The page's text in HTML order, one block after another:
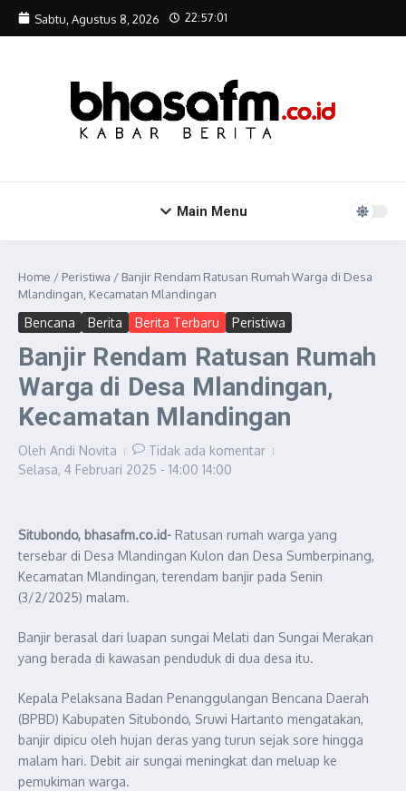
Lewati ke konten
Sabtu, Agustus 8, 2026 22:57:01
Main Menu
Home / Peristiwa / Banjir Rendam Ratusan Rumah Warga di Desa
Mlandingan, Kecamatan Mlandingan
Bencana Berita Berita Terbaru Peristiwa
Banjir Rendam Ratusan Rumah
Warga di Desa Mlandingan,
Kecamatan Mlandingan
Oleh Andi Novita
Tidak ada komentar
Selasa, 4 Februari 2025 - 14:00 14:00
Situbondo, bhasafm.co.id- Ratusan rumah warga yang
tersebar di Desa Mlandingan Kulon dan Desa Sumberpinang,
Kecamatan Mlandingan, terendam banjir pada Senin
(3/2/2025) malam.
Banjir berasal dari luapan sungai Melati dan Sungai Merakan
yang berada di kawasan penduduk di dua desa itu.
Kepala Pelaksana Badan Penanggulangan Bencana Daerah
(BPBD) Kabupaten Situbondo, Sruwi Hartanto mengatakan,
banjir dipicu oleh hujan deras yang turun sejak sore hingga
malam hari. Debit air sungai meningkat dan meluap ke
pemukiman warga.